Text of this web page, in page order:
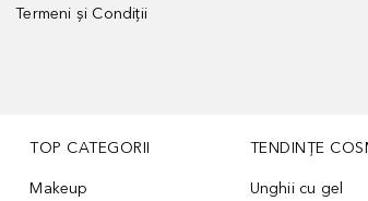
Termeni și Condiții
TOP CATEGORII
Makeup
TENDINȚE
Unghii cu gel